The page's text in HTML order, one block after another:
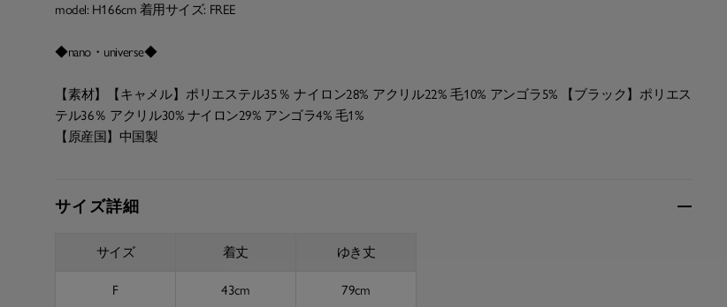
model: H166cm 着用サイズ: FREE
◆nano・universe◆
【素材】【キャメル】ポリエステル35％ ナイロン28% アクリル22% 毛10% アンゴラ5% 【ブラック】ポリエス
テル36％ アクリル30% ナイロン29% アンゴラ4% 毛1%
【原産国】中国製
サイズ詳細
サイズ 着丈 ゆき丈
F 43cm 79cm